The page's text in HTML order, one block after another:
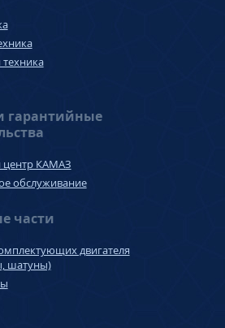
гарантийные
центр КАМАЗ
обслуживание
части
двигателя
шатуны)